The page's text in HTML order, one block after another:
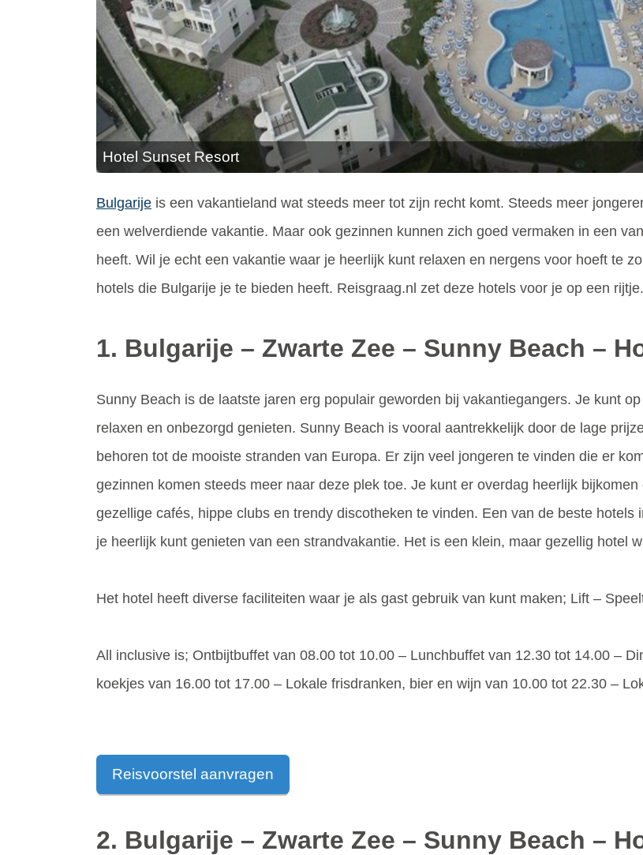
Hotel Sunset Resort
Bulgarije is een vakantieland wat steeds meer tot zijn recht komt. Steeds meer
een welverdiende vakantie. Maar ook gezinnen kunnen zich goed vermaken in een
heeft. Wil je echt een vakantie waar je heerlijk kunt relaxen en nergens voor hoeft te
hotels die Bulgarije je te bieden heeft. Reisgraag.nl zet deze hotels voor je op een rijtje.
1. Bulgarije – Zwarte Zee – Sunny Beach –
Sunny Beach is de laatste jaren erg populair geworden bij vakantiegangers. Je kunt
relaxen en onbezorgd genieten. Sunny Beach is vooral aantrekkelijk door de lage
behoren tot de mooiste stranden van Europa. Er zijn veel jongeren te vinden die er
gezinnen komen steeds meer naar deze plek toe. Je kunt er overdag heerlijk
gezellige cafés, hippe clubs en trendy discotheken te vinden. Een van de beste
je heerlijk kunt genieten van een strandvakantie. Het is een klein, maar gezellig hotel
Het hotel heeft diverse faciliteiten waar je als gast gebruik van kunt maken; Lift –
All inclusive is; Ontbijtbuffet van 08.00 tot 10.00 – Lunchbuffet van 12.30 tot 14.00 –
koekjes van 16.00 tot 17.00 – Lokale frisdranken, bier en wijn van 10.00 tot 22.30 –
Reisvoorstel aanvragen
2. Bulgarije – Zwarte Zee – Sunny Beach –